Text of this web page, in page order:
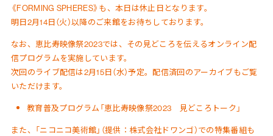
《FORMING SPHERES》も、本日は休止日となります。
明日2月14日（火）以降のご来館をお待ちしております。
なお、恵比寿映像祭2023では、その見どころを伝えるオンライン配
信プログラムを実施しています。
次回のライブ配信は2月15日（水）予定。配信済回のアーカイブもご覧
いただけます。
教育普及プログラム「恵比寿映像祭2023 見どころトーク」
また、「ニコニコ美術館」（提供：株式会社ドワンゴ）での特集番組も